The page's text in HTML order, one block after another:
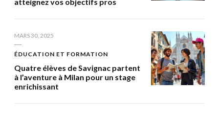
MARS 30, 2025
ÉDUCATION ET FORMATION
Quatre élèves de Savignac partent
à l’aventure à Milan pour un stage
enrichissant